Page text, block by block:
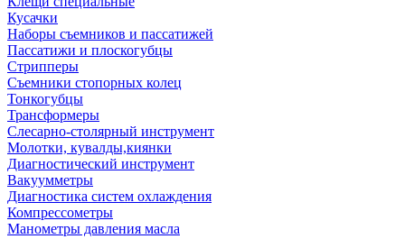
Кусачки
Наборы съемников и пассатижей
Пассатижи и плоскогубцы
Стрипперы
Съемники стопорных колец
Тонкогубцы
Трансформеры
Слесарно-столярный инструмент
Молотки, кувалды,киянки
Диагностический инструмент
Вакуумметры
Диагностика систем охлаждения
Компрессометры
Манометры давления масла